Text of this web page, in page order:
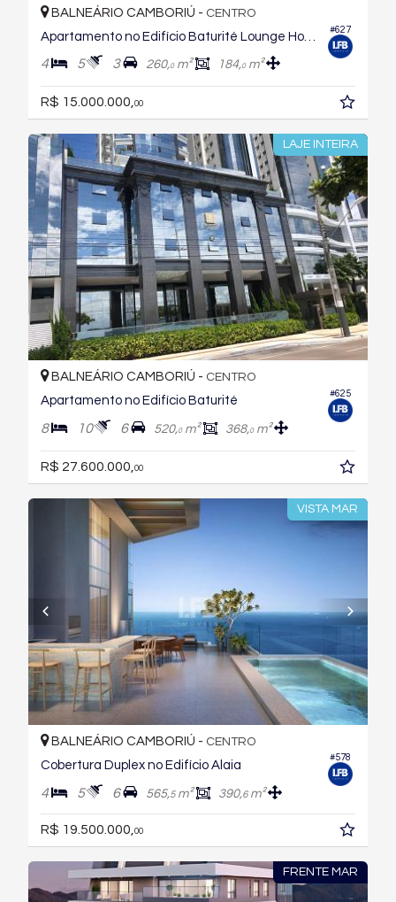
#627
BALNEÁRIO CAMBORIÚ - CENTRO
4 5 3 260,0m² 184,0m²
R$ 15.000.000, 00
LAJE INTEIRA
#625
BALNEÁRIO CAMBORIÚ - CENTRO
Apartamento no Edifício Baturité
8 10 6 520,0m² 368,0m²
R$ 27.600.000, 00
VISTA MAR
#578
BALNEÁRIO CAMBORIÚ - CENTRO
Cobertura Duplex no Edifício Alaia
4 5 6 565,5m² 390,6m²
R$ 19.500.000,00
FRENTE MAR